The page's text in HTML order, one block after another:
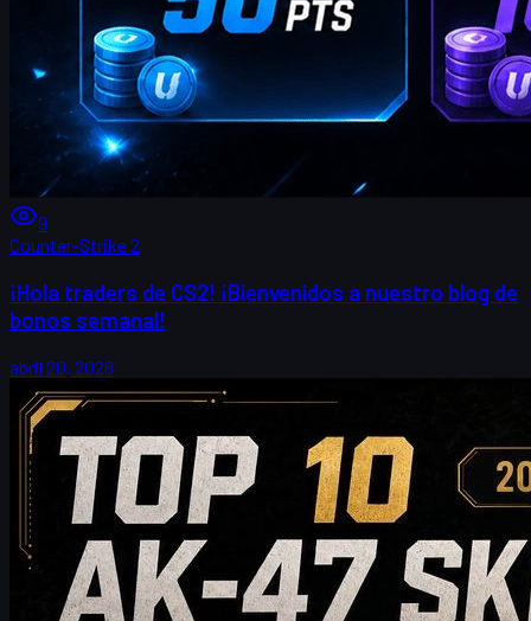
9
Counter-Strike 2
¡Hola traders de CS2! ¡Bienvenidos a nuestro blog de
bonos semanal!
abril 20, 2026